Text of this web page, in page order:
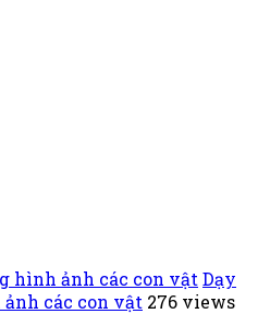
Dạy
các con vật 276 views